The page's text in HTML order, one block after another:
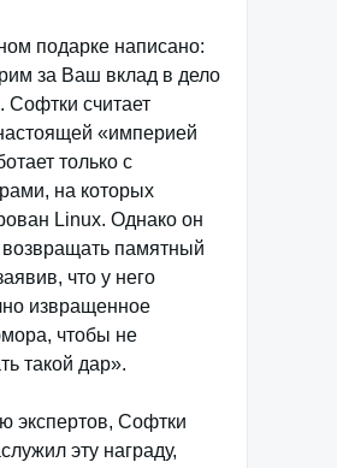
подарке написано:
за Ваш вклад в дело
Софтки считает
«империей
только с
на которых
Linux. Однако он
памятный
что у него
извращенное
чтобы не
такой дар».
экспертов, Софтки
эту награду,